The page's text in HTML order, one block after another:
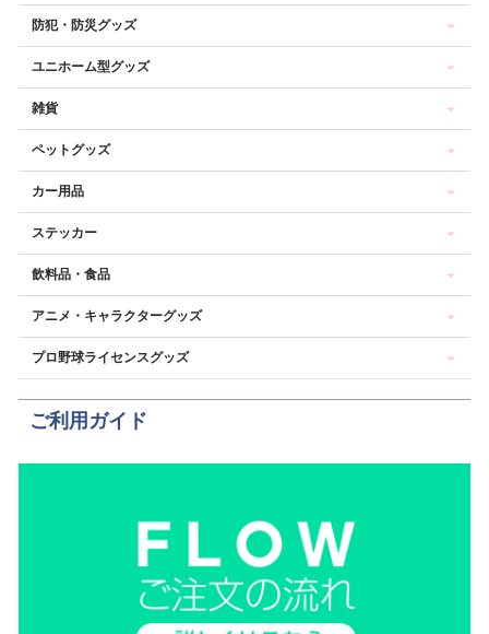
防犯・防災グッズ
ユニホーム型グッズ
雑貨
ペットグッズ
カー用品
ステッカー
飲料品・食品
アニメ・キャラクターグッズ
プロ野球ライセンスグッズ
ご利用ガイド